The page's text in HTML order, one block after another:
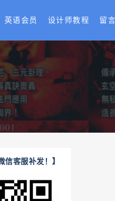
英语会员 设计师教程 留
信客服补发！】